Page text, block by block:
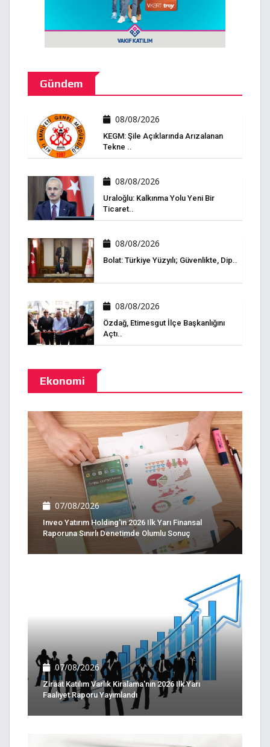
Gündem
08/08/2026
KEGM: Şile Açıklarında Arızalanan
Tekne ..
08/08/2026
Uraloğlu: Kalkınma Yolu Yeni Bir
Ticaret..
08/08/2026
Bolat: Türkiye Yüzyılı; Güvenlikte, Dip..
08/08/2026
Özdağ, Etimesgut İlçe Başkanlığını
Açtı..
Ekonomi
07/08/2026
Inveo Yatırım Holding'in 2026 Ilk Yarı Finansal
Raporuna Sınırlı Denetimde Olumlu Sonuç
07/08/2026
Ziraat Katılım Varlık Kiralama'nın 2026 Ilk Yarı
Faaliyet Raporu Yayımlandı